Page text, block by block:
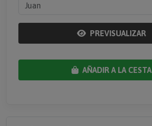
PREVISUALIZAR
AÑADIR A LA CESTA